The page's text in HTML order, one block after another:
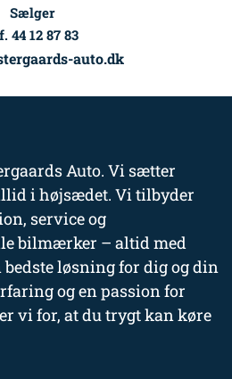
Sælger
44 12 87 83
auto.dk
Auto. Vi sætter
i højsædet. Vi tilbyder
service og
bilmærker – altid med
løsning for dig og din
og en passion for
vi for, at du trygt kan køre